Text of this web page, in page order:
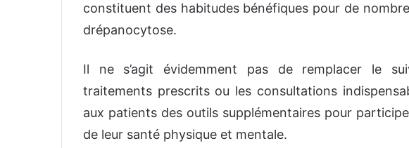
constituent des habitudes bénéfiques pour de
drépanocytose.
Il ne s’agit évidemment pas de remplacer le
traitements prescrits ou les consultations
aux patients des outils supplémentaires pour
de leur santé physique et mentale.